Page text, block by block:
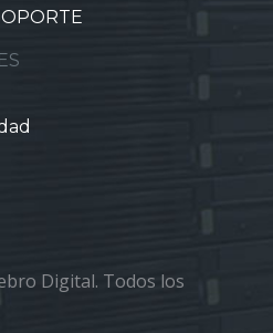
Digital. Todos los